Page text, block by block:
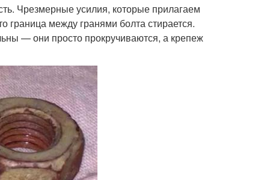
Чрезмерные усилия, которые прилагаем
граница между гранями болта стирается.
— они просто прокручиваются, а крепеж